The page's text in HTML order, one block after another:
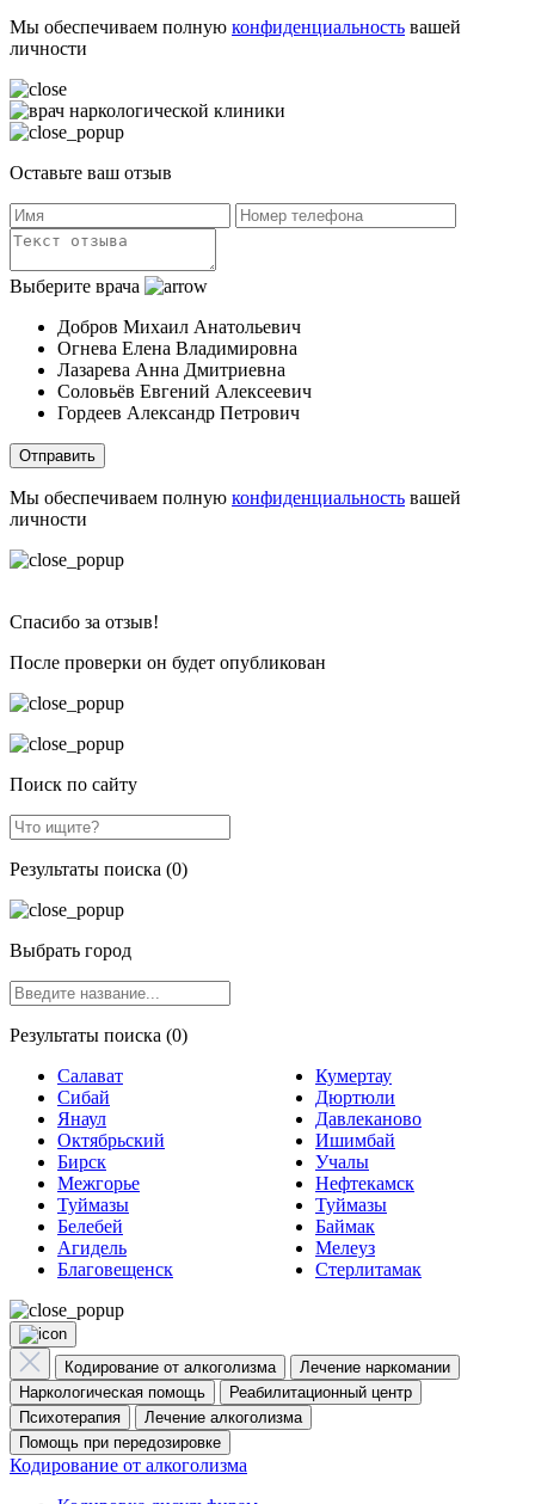
Мы обеспечиваем полную конфиденциальность вашей
личности
Оставьте ваш отзыв
Выберите врача
Добров Михаил Анатольевич
Огнева Елена Владимировна
Лазарева Анна Дмитриевна
Соловьёв Евгений Алексеевич
Гордеев Александр Петрович
Отправить
Мы обеспечиваем полную конфиденциальность вашей
личности
Спасибо за отзыв!
После проверки он будет опубликован
Поиск по сайту
Результаты поиска (0)
Выбрать город
Результаты поиска (0)
Салават
Кумертау
Сибай
Дюртюли
Янаул
Давлеканово
Октябрьский
Ишимбай
Бирск
Учалы
Межгорье
Нефтекамск
Туймазы
Туймазы
Белебей
Баймак
Агидель
Мелеуз
Благовещенск
Стерлитамак
Кодирование от алкоголизма
Лечение наркомании
Наркологическая помощь
Реабилитационный центр
Психотерапия
Лечение алкоголизма
Помощь при передозировке
Кодирование от алкоголизма